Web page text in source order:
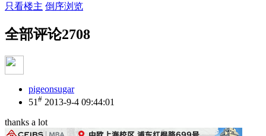
只看楼主 倒序浏览
全部评论2708
pigeonsugar
51 # 2013-9-4 09:44:01
thanks a lot